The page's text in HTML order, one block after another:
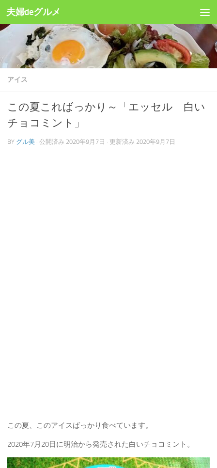
コンテンツへスキップ
夫婦deグルメ
アイス
この夏こればっかり～「エッセル 白い
チョコミント」
BY グル美 · 公開済み 2020年9月7日 · 更新済み 2020年9月7日
この夏、このアイスばっかり食べています。
2020年7月20日に明治から発売された白いチョコミント。